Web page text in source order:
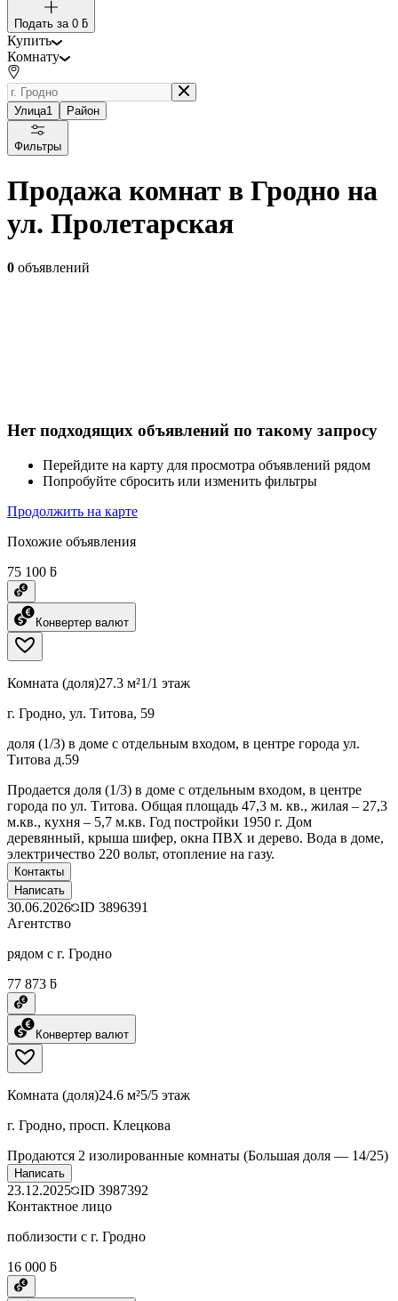
Подать за 0 ƃ
Купить
Комнату
Улица1 Район
Фильтры
Продажа комнат в Гродно на
ул. Пролетарская
0 объявлений
Нет подходящих объявлений по такому запросу
Перейдите на карту для просмотра объявлений рядом
Попробуйте сбросить или изменить фильтры
Продолжить на карте
Похожие объявления
75 100 ƃ
Конвертер валют
Комната (доля)27.3 м²1/1 этаж
г. Гродно, ул. Титова, 59
доля (1/3) в доме с отдельным входом, в центре города ул.
Титова д.59
Продается доля (1/3) в доме с отдельным входом, в центре
города по ул. Титова. Общая площадь 47,3 м. кв., жилая – 27,3
м.кв., кухня – 5,7 м.кв. Год постройки 1950 г. Дом
деревянный, крыша шифер, окна ПВХ и дерево. Вода в доме,
электричество 220 вольт, отопление на газу.
Контакты
Написать
30.06.2026 ID 3896391
Агентство
рядом с г. Гродно
77 873 ƃ
Конвертер валют
Комната (доля)24.6 м²5/5 этаж
г. Гродно, просп. Клецкова
Продаются 2 изолированные комнаты (Большая доля — 14/25)
Написать
23.12.2025 ID 3987392
Контактное лицо
поблизости с г. Гродно
16 000 ƃ